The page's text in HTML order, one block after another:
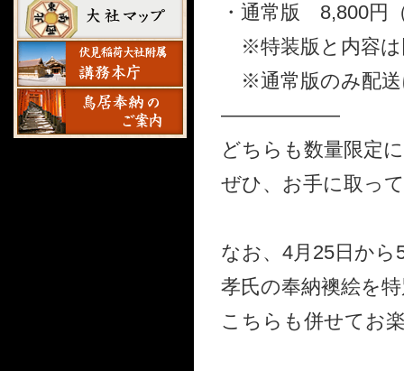
・通常版 8,800円
※特装版と内容は
※通常版のみ配送
――――――
どちらも数量限定
ぜひ、お手に取っ
なお、4月25日から
孝氏の奉納襖絵を
こちらも併せてお